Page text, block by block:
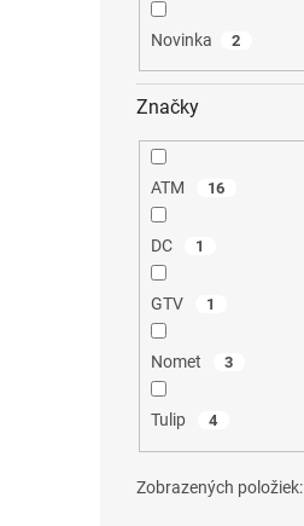
Novinka 2
Značky
ATM 16
DC 1
GTV 1
Nomet 3
Tulip 4
Zobrazených položiek: